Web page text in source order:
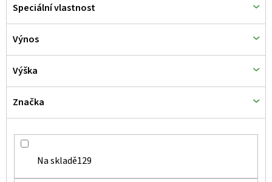
Na skladě129
Speciální vlastnost
Výnos
Výška
Značka